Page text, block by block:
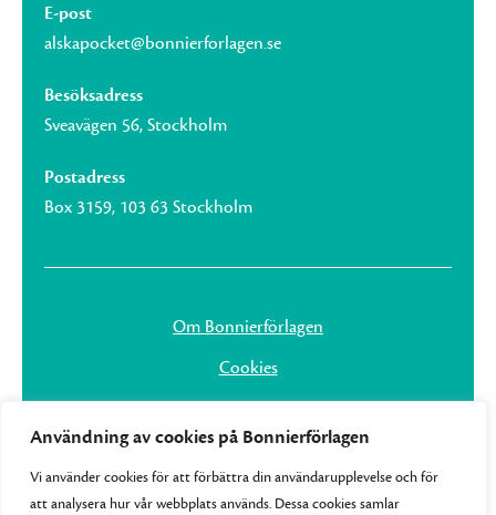
Användning av cookies på Bonnierförlagen
Vi använder cookies för att förbättra din användarupplevelse och för
att analysera hur vår webbplats används. Dessa cookies samlar
E-post
alskapocket@bonnierforlagen.se
Besöksadress
Sveavägen 56, Stockholm
Postadress
Box 3159, 103 63 Stockholm
Om Bonnierförlagen
Cookies
Integritetspolicy